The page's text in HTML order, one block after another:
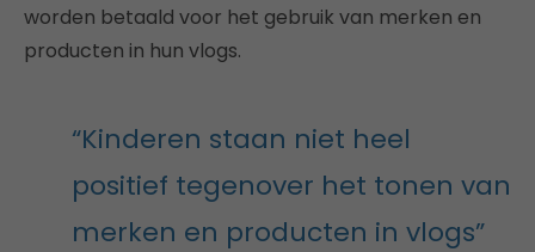
worden betaald voor het gebruik van merken en
producten in hun vlogs.
“Kinderen staan niet heel
positief tegenover het tonen van
merken en producten in vlogs”